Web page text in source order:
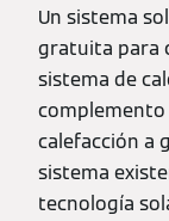
Un sistema
gratuita para
sistema de
calefacción a
sistema
tecnología